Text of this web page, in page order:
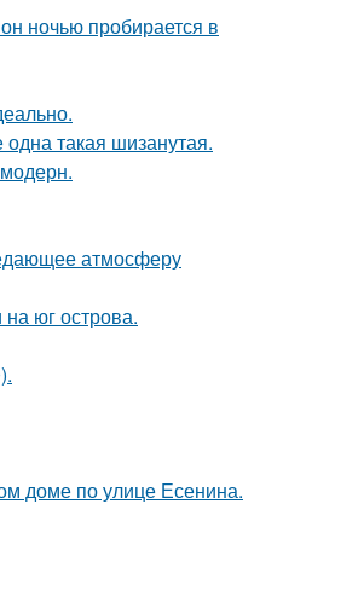
ночью пробирается в
такая шизанутая.
атмосферу
юг острова.
доме по улице Есенина.